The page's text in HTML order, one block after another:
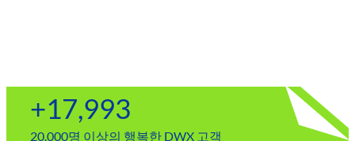
+20,000
20.000명 이상의 행복한 DWX 고객